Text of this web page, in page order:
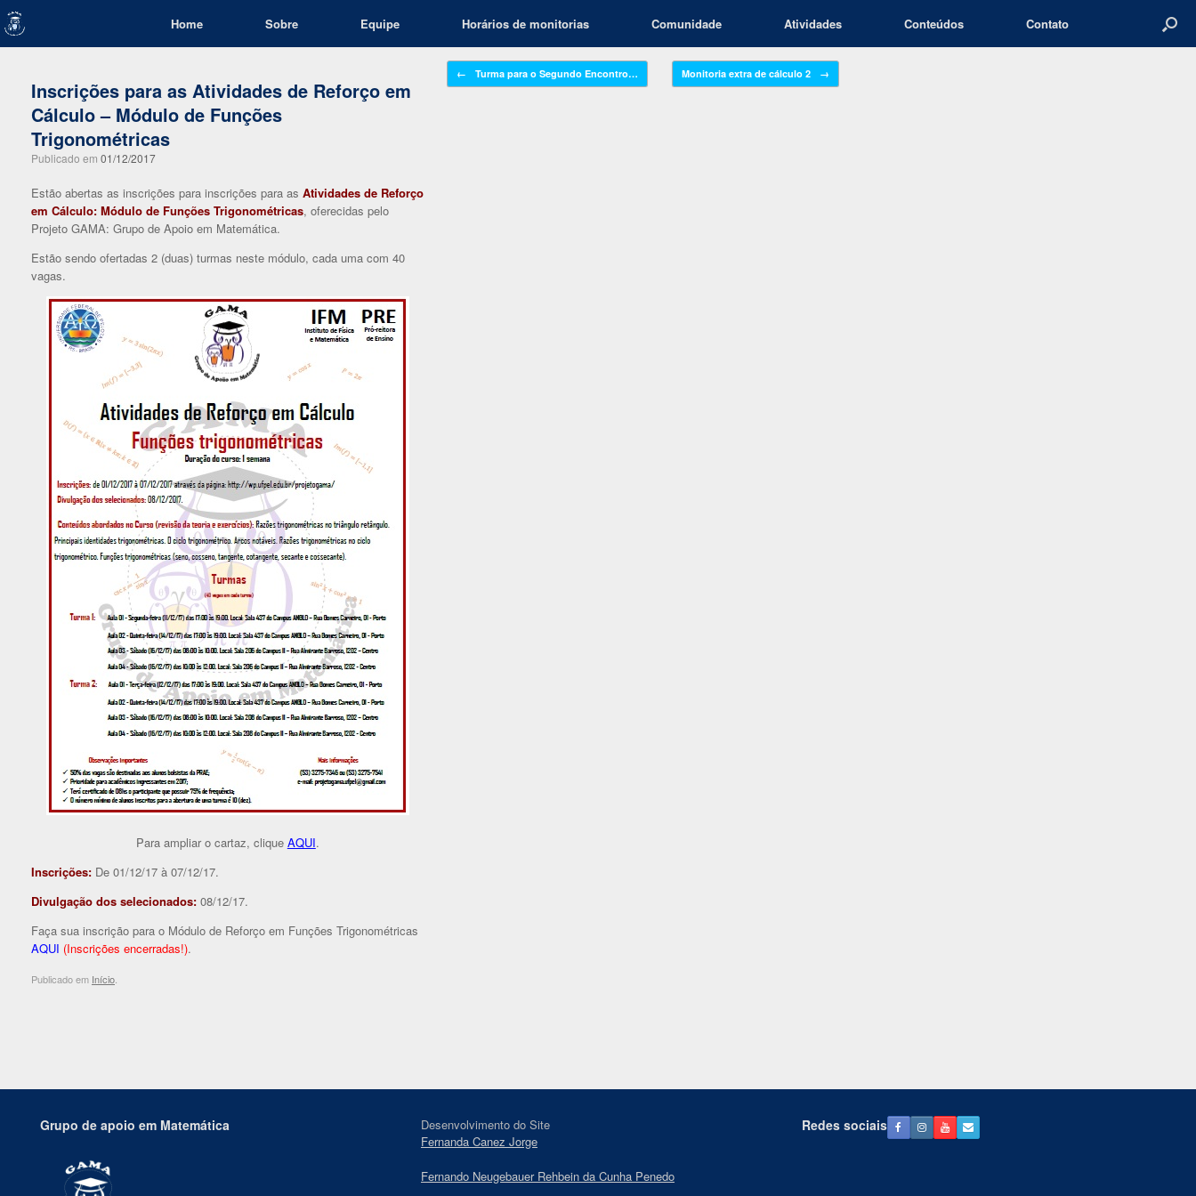
Skip
to
content
Home Sobre Equipe Horários de monitorias Comunidade Atividades Conteúdos Contato
Inscrições para as Atividades de Reforço em
Cálculo – Módulo de Funções
Trigonométricas
Publicado em 01/12/2017
Estão abertas as inscrições para inscrições para as Atividades de Reforço
em Cálculo: Módulo de Funções Trigonométricas, oferecidas pelo
Projeto GAMA: Grupo de Apoio em Matemática.
Estão sendo ofertadas 2 (duas) turmas neste módulo, cada uma com 40
vagas.
Para ampliar o cartaz, clique AQUI.
Inscrições: De 01/12/17 à 07/12/17.
Divulgação dos selecionados: 08/12/17.
Faça sua inscrição para o Módulo de Reforço em Funções Trigonométricas
AQUI (Inscrições encerradas!).
Publicado em Início.
Navegação de posts
← Turma para o Segundo Encontro… Monitoria extra de cálculo 2 →
Grupo de apoio em Matemática
Desenvolvimento do Site
Fernanda Canez Jorge
Fernando Neugebauer Rehbein da Cunha Penedo
Redes sociais